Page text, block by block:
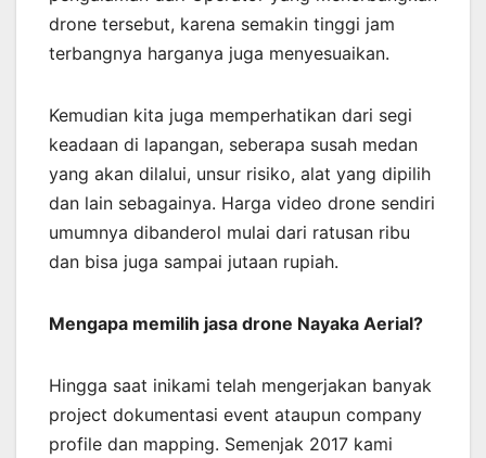
drone tersebut, karena semakin tinggi jam
terbangnya harganya juga menyesuaikan.
Kemudian kita juga memperhatikan dari segi
keadaan di lapangan, seberapa susah medan
yang akan dilalui, unsur risiko, alat yang dipilih
dan lain sebagainya. Harga video drone sendiri
umumnya dibanderol mulai dari ratusan ribu
dan bisa juga sampai jutaan rupiah.
Mengapa memilih jasa drone Nayaka Aerial?
Hingga saat inikami telah mengerjakan banyak
project dokumentasi event ataupun company
profile dan mapping. Semenjak 2017 kami